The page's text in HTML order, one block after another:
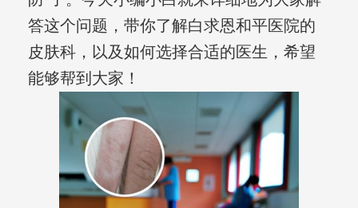
答这个问题，带你了解白求恩和平医院的
皮肤科，以及如何选择合适的医生，希望
能够帮到大家！